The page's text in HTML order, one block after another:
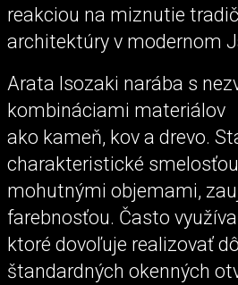
reakciou na miznutie
architektúry v modernom
Arata Isozaki narába s
kombináciami materiálov
ako kameň, kov a drevo.
charakteristické
mohutnými objemami,
farebnosťou. Často
ktoré dovoľuje realizovať
štandardných okenných